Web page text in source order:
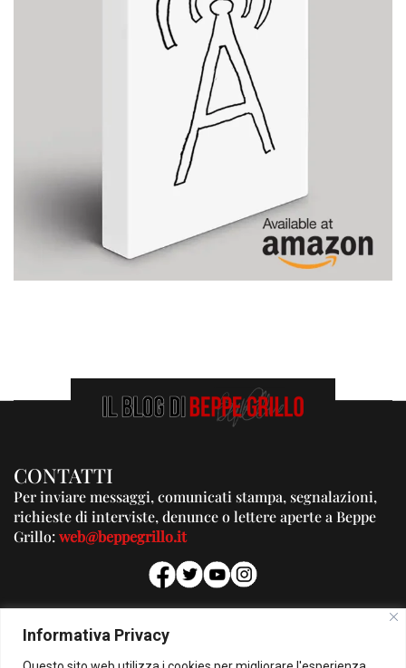
Informativa Privacy
CONTATTI
Per inviare messaggi, comunicati stampa, segnalazioni,
richieste di interviste, denunce o lettere aperte a Beppe
Grillo:web@beppegrillo.it
PUBBLICITA'
Per la tua pubblicità su questo Blog: